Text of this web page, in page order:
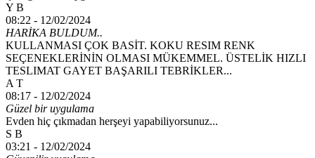
Y B
08:22 - 12/02/2024
HARİKA BULDUM..
KULLANMASI ÇOK BASİT. KOKU RESIM RENK
SEÇENEKLERİNİN OLMASI MÜKEMMEL. ÜSTELİK HIZLI
TESLIMAT GAYET BAŞARILI TEBRİKLER...
A T
08:17 - 12/02/2024
Güzel bir uygulama
Evden hiç çıkmadan herşeyi yapabiliyorsunuz...
S B
03:21 - 12/02/2024